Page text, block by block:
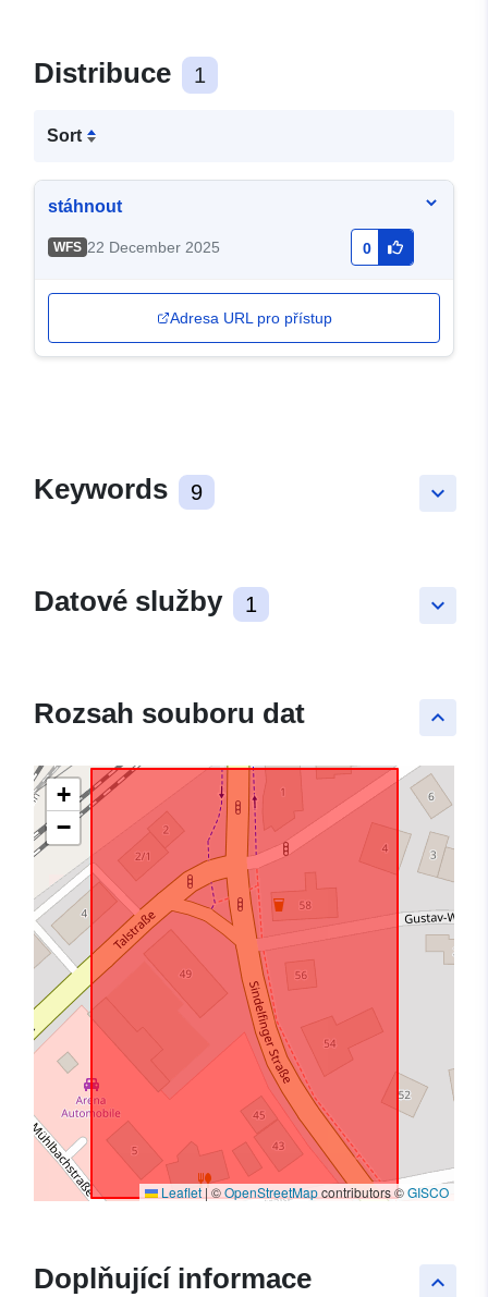
Distribuce 1
Sort
stáhnout
WFS 22 December 2025 0
Adresa URL pro přístup
keyboard_arrow_down
Keywords 9
keyboard_arrow_down
Datové služby 1
keyboard_arrow_up
Rozsah souboru dat
+
−
Leaflet | ©OpenStreetMapcontributors ©GISCO
keyboard_arrow_up
Doplňující informace